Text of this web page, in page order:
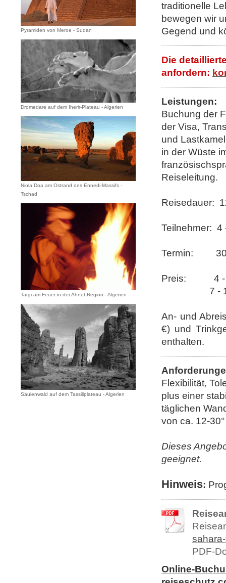
Pyramiden von Meroe - Sudan
Dromedare auf dem Iherir-Plateau - Algerien
Niola Doa am Ostrand des Ennedi-Massifs -
Tschad
Targi am Feuer in der Ahnet-Region - Algerien
Säulenwald auf dem Tassiliplateau - Algerien
traditionelle
bewegen wir
Gegend und
Die
anfordern:
Leistungen:
Buchung der
der Visa,
und
in der Wüste
Reiseleitung.
Reisedauer:
Teilnehmer: 4
Termin:
Preis: 4 - 6
7 - 10
An- und
€) und
enthalten.
Flexibilität,
plus einer
täglichen
von ca. 12-
Dieses
geeignet.
Hinweis:
PDF-
Online-